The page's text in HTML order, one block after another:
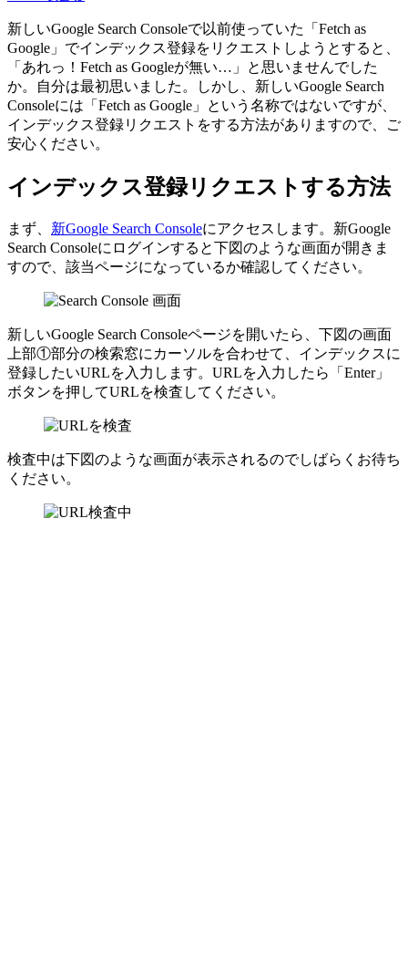
新しいGoogle Search Consoleで以前使っていた「Fetch as
Google」でインデックス登録をリクエストしようとすると、
「あれっ！Fetch as Googleが無い…」と思いませんでした
か。自分は最初思いました。しかし、新しいGoogle Search
Consoleには「Fetch as Google」という名称ではないですが、
インデックス登録リクエストをする方法がありますので、ご
安心ください。
インデックス登録リクエストする方法
まず、 新Google Search Consoleにアクセスします。新Google
Search Consoleにログインすると下図のような画面が開きま
すので、該当ページになっているか確認してください。
新しいGoogle Search Consoleページを開いたら、下図の画面
上部①部分の検索窓にカーソルを合わせて、インデックスに
登録したいURLを入力します。URLを入力したら「Enter」
ボタンを押してURLを検査してください。
検査中は下図のような画面が表示されるのでしばらくお待ち
ください。